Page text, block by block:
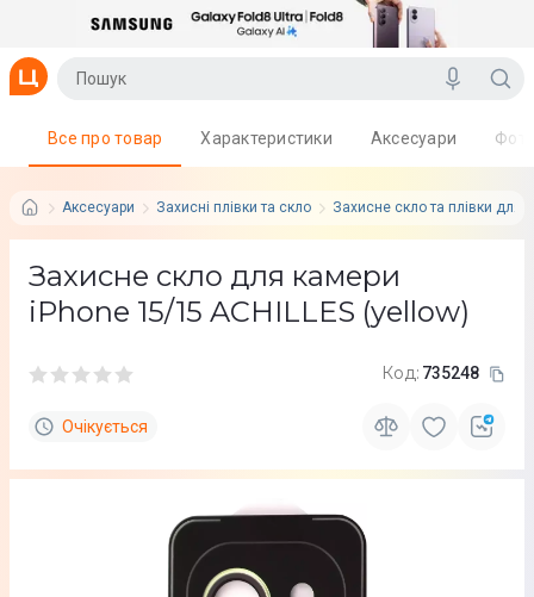
Аксесуари Захисні плівки та скло Захисне скло та плівки для
Все про товар Характеристики Аксесуари
Захисне скло для камери
iPhone 15/15 ACHILLES (yellow)
Код: 735248
Очікується